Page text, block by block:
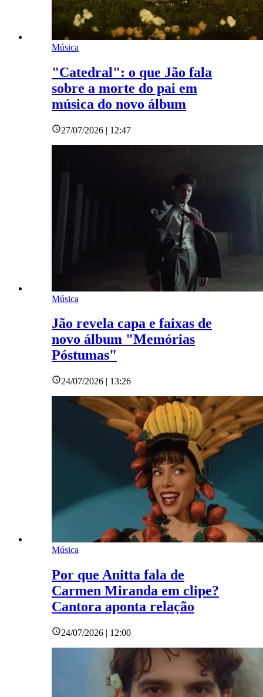
Música
"Catedral": o que Jão fala
sobre a morte do pai em
música do novo álbum
27/07/2026 | 12:47
Música
Jão revela capa e faixas de
novo álbum "Memórias
Póstumas"
24/07/2026 | 13:26
Música
Por que Anitta fala de
Carmen Miranda em clipe?
Cantora aponta relação
24/07/2026 | 12:00